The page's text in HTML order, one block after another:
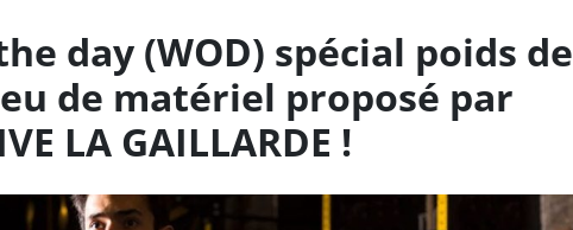
day (WOD) spécial poids de
de matériel proposé par
LA GAILLARDE !